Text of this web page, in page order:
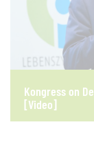
Kongress on
[Video]